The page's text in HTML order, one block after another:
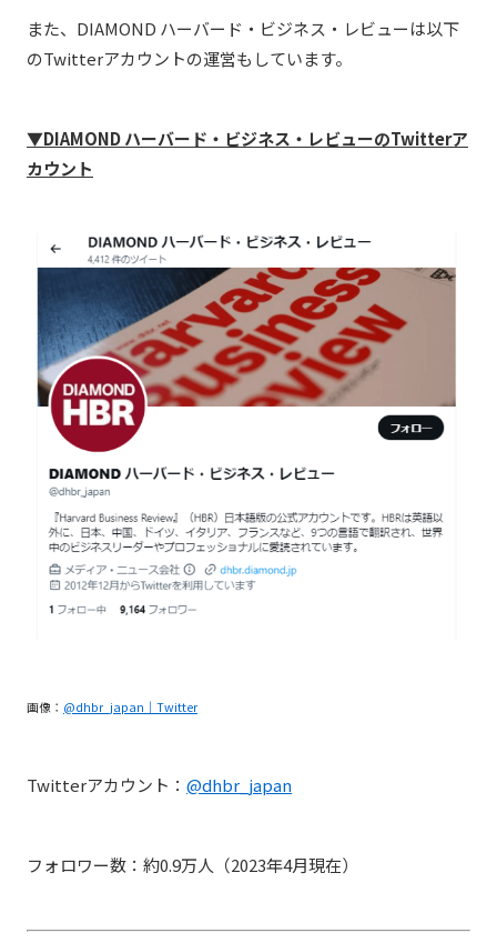
また、DIAMOND ハーバード・ビジネス・レビューは以下
のTwitterアカウントの運営もしています。
▼DIAMOND ハーバード・ビジネス・レビューのTwitterア
カウント
画像： @dhbr_japan｜Twitter
Twitterアカウント： @dhbr_japan
フォロワー数：約0.9万人（2023年4月現在）